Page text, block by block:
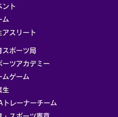
ント
ム
アスリート
スポーツ局
ーツアカデミー
ムゲーム
生
トレーナーチーム